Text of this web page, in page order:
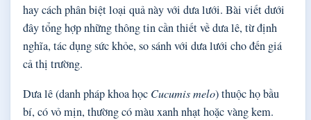
hay cách phân biệt loại quả này với dưa lưới. Bài viết dưới
đây tổng hợp những thông tin cần thiết về dưa lê, từ định
nghĩa, tác dụng sức khỏe, so sánh với dưa lưới cho đến giá
cả thị trường.
Dưa lê (danh pháp khoa học Cucumis melo) thuộc họ bầu
bí, có vỏ mịn, thường có màu xanh nhạt hoặc vàng kem.